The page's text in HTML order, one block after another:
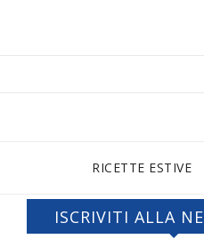
RICETTE ESTIVE
ISCRIVITI ALLA